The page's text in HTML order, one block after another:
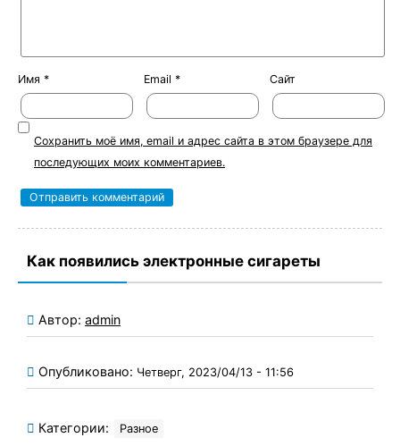
Имя * Email * Сайт
Сохранить моё имя, email и адрес сайта в этом браузере для
последующих моих комментариев.
Как появились электронные сигареты
Автор: admin
Опубликовано: Четверг, 2023/04/13 - 11:56
Категории: Разное